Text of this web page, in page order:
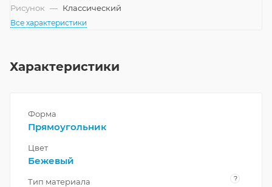
Рисунок — Классический
Все характеристики
Характеристики
Форма
Прямоугольник
Цвет
Бежевый
Тип материала ?